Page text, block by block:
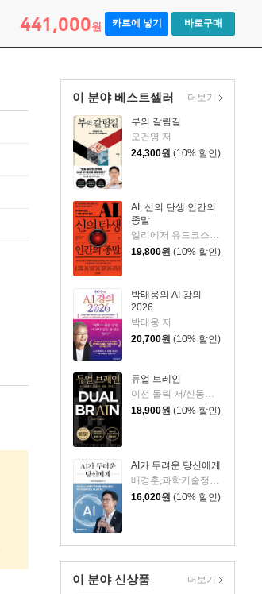
441,000원 카트에 넣기 바로구매
이 분야 베스트셀러
부의 갈림길
오건영 저
24,300원 (10% 할인)
AI, 신의 탄생 인간의
종말
엘리에저 유드코스키,네이트 소아레스 공저/고영훈 역
19,800원 (10% 할인)
박태웅의 AI 강의
2026
박태웅 저
20,700원 (10% 할인)
듀얼 브레인
18,900원 (10% 할인)
AI가 두려운 당신에게
배경훈,과학기술정보통신부 저
16,020원 (10% 할인)
더보기
이 분야 신상품 더보기